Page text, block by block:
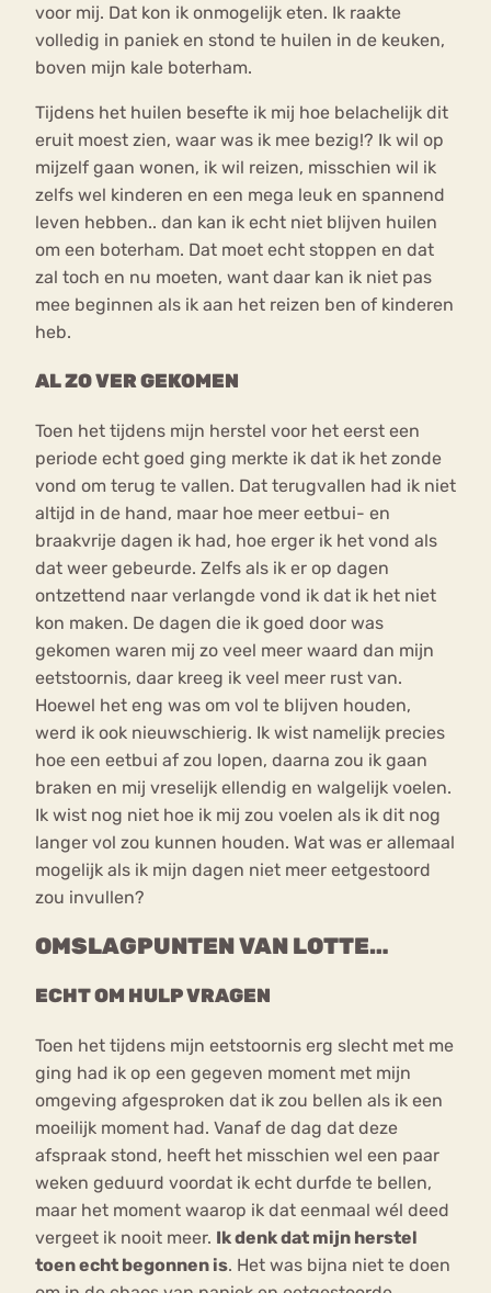
voor mij. Dat kon ik onmogelijk eten. Ik raakte
volledig in paniek en stond te huilen in de keuken,
boven mijn kale boterham.
Tijdens het huilen besefte ik mij hoe belachelijk dit
eruit moest zien, waar was ik mee bezig!? Ik wil op
mijzelf gaan wonen, ik wil reizen, misschien wil ik
zelfs wel kinderen en een mega leuk en spannend
leven hebben.. dan kan ik echt niet blijven huilen
om een boterham. Dat moet echt stoppen en dat
zal toch en nu moeten, want daar kan ik niet pas
mee beginnen als ik aan het reizen ben of kinderen
heb.
AL ZO VER GEKOMEN
Toen het tijdens mijn herstel voor het eerst een
periode echt goed ging merkte ik dat ik het zonde
vond om terug te vallen. Dat terugvallen had ik niet
altijd in de hand, maar hoe meer eetbui- en
braakvrije dagen ik had, hoe erger ik het vond als
dat weer gebeurde. Zelfs als ik er op dagen
ontzettend naar verlangde vond ik dat ik het niet
kon maken. De dagen die ik goed door was
gekomen waren mij zo veel meer waard dan mijn
eetstoornis, daar kreeg ik veel meer rust van.
Hoewel het eng was om vol te blijven houden,
werd ik ook nieuwschierig. Ik wist namelijk precies
hoe een eetbui af zou lopen, daarna zou ik gaan
braken en mij vreselijk ellendig en walgelijk voelen.
Ik wist nog niet hoe ik mij zou voelen als ik dit nog
langer vol zou kunnen houden. Wat was er allemaal
mogelijk als ik mijn dagen niet meer eetgestoord
zou invullen?
OMSLAGPUNTEN VAN LOTTE…
ECHT OM HULP VRAGEN
Toen het tijdens mijn eetstoornis erg slecht met me
ging had ik op een gegeven moment met mijn
omgeving afgesproken dat ik zou bellen als ik een
moeilijk moment had. Vanaf de dag dat deze
afspraak stond, heeft het misschien wel een paar
weken geduurd voordat ik echt durfde te bellen,
maar het moment waarop ik dat eenmaal wél deed
vergeet ik nooit meer. Ik denk dat mijn herstel
toen echt begonnen is. Het was bijna niet te doen